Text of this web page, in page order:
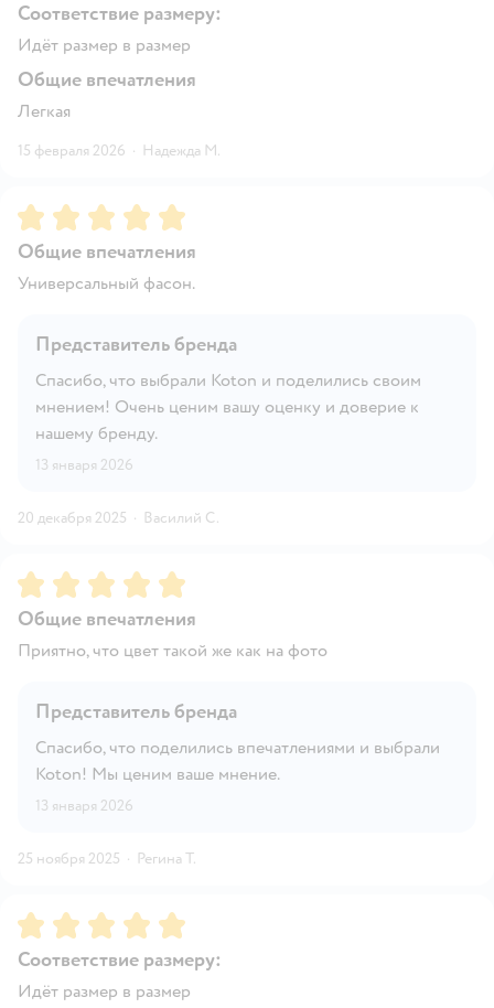
Соответствие размеру:
Идёт размер в размер
Общие впечатления
Легкая
15 февраля 2026 · Надежда М.
Рейтинг:5
Общие впечатления
Универсальный фасон.
Представитель бренда
Спасибо, что выбрали Koton и поделились своим
мнением! Очень ценим вашу оценку и доверие к
нашему бренду.
13 января 2026
20 декабря 2025 · Василий С.
Рейтинг:5
Общие впечатления
Приятно, что цвет такой же как на фото
Представитель бренда
Спасибо, что поделились впечатлениями и выбрали
Koton! Мы ценим ваше мнение.
13 января 2026
25 ноября 2025 · Регина Т.
Рейтинг:5
Соответствие размеру:
Идёт размер в размер